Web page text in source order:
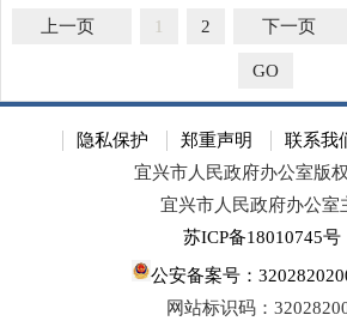
上一页 1 2 下一页
GO
隐私保护 郑重声明 联系我
宜兴市人民政府办公室版
宜兴市人民政府办公室
苏ICP备18010745号
公安备案号：
网站标识码：